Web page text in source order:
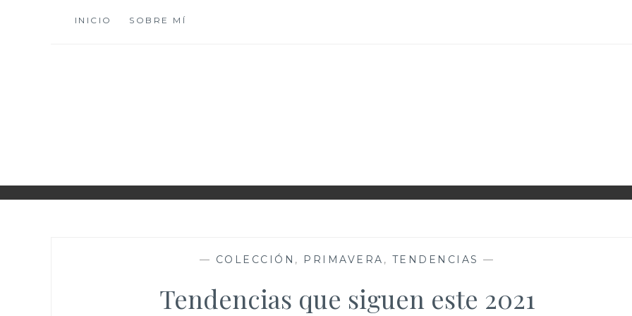
INICIO SOBRE MÍ
— COLECCIÓN , PRIMAVERA , TENDENCIAS —
Tendencias que siguen este 2021